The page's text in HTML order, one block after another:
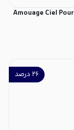
عطر ادکلن آمواج سیل پور فمه ادوپرفیوم زنانه Amouage Ciel Pour
۲۶ درصد